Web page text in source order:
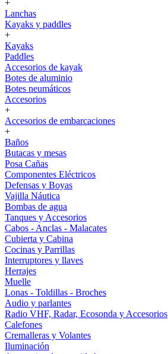
+
Lanchas
Kayaks y paddles
+
Kayaks
Paddles
Accesorios de kayak
Botes de aluminio
Botes neumáticos
Accesorios
+
Accesorios de embarcaciones
+
Baños
Butacas y mesas
Posa Cañas
Componentes Eléctricos
Defensas y Boyas
Vajilla Náutica
Bombas de agua
Tanques y Accesorios
Cabos - Anclas - Malacates
Cubierta y Cabina
Cocinas y Parrillas
Interruptores y llaves
Herrajes
Muelle
Lonas - Toldillas - Broches
Audio y parlantes
Radio VHF, Radar, Ecosonda y Accesorios
Calefones
Cremalleras y Volantes
Iluminación